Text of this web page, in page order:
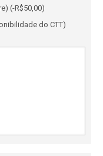
(-R$50,00)
do CTT)